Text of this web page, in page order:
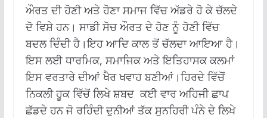
ਔਰਤ ਦੀ ਹੋਣੀ ਅਤੇ ਹੋਣਾ ਸਮਾਜ ਵਿੱਚ ਅੱਡਰੇ ਹੋ ਕੇ ਚੱਲਦੇ
ਦੋ ਵਿਸ਼ੇ ਹਨ। ਸਾਡੀ ਸੋਚ ਔਰਤ ਦੇ ਹੋਣ ਨੂੰ ਹੋਣੀ ਵਿੱਚ
ਬਦਲ ਦਿੰਦੀ ਹੈ।ਇਹ ਆਦਿ ਕਾਲ ਤੋਂ ਚੱਲਦਾ ਆਇਆ ਹੈ।
ਇਸ ਲਈ ਧਾਰਮਿਕ, ਸਮਾਜਿਕ ਅਤੇ ਇਤਿਹਾਸਕ ਕਲਮਾਂ
ਇਸ ਵਰਤਾਰੇ ਦੀਆਂ ਖੈਰ ਖਵਾਹ ਬਣੀਆਂ।ਹਿਰਦੇ ਵਿੱਚੋਂ
ਨਿਕਲੀ ਹੂਕ ਵਿੱਚੋਂ ਲਿਖੇ ਸ਼ਬਦ ਕਈ ਵਾਰ ਅਹਿਜੀ ਛਾਪ
ਛੱਡਦੇ ਹਨ ਜੋ ਰਹਿੰਦੀ ਦੁਨੀਆਂ ਤੱਕ ਸੁਨਹਿਰੀ ਪੰਨੇ ਦੇ ਲਿਖੇ